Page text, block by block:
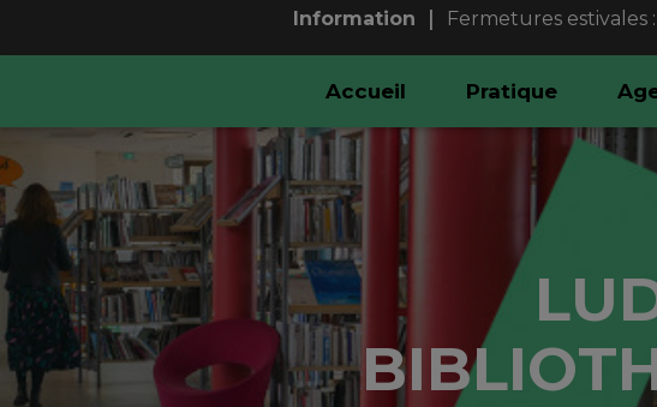
Information | Fermetures
Accueil Pratique